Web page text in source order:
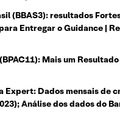
(BBAS3): resultados
Entregar o Guidance |
Mais um
Expert: Dados mensais de
Análise dos dados do